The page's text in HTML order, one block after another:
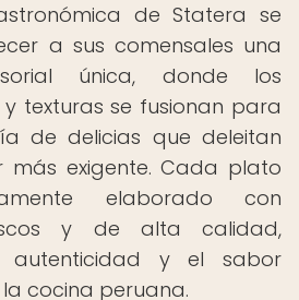
de Statera se
a sus comensales una
única, donde los
texturas se fusionan para
de delicias que deleitan
exigente. Cada plato
elaborado con
y de alta calidad,
autenticidad y el sabor
cocina peruana.